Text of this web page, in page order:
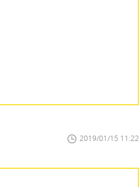
2019/01/15 11:22